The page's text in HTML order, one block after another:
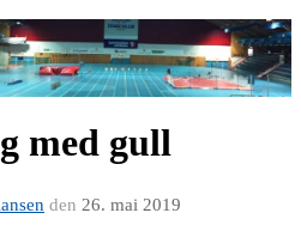
med gull
den 26. mai 2019